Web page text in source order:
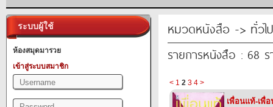
ระบบผู้ใช้
ห้องสมุดมารวย
เข้าสู่ระบบสมาชิก
หมวดหนังสือ -> ทั่วไป
รายการหนังสือ : 68 ร
< 1 2 3 4 >
เพื่อนแท้-เพื่